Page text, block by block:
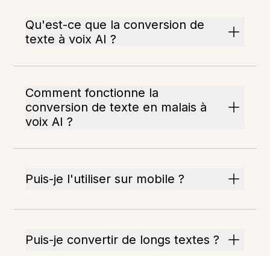
Qu'est-ce que la conversion de
texte à voix AI ?
Comment fonctionne la
conversion de texte en malais à
voix AI ?
Puis-je l'utiliser sur mobile ?
Puis-je convertir de longs textes ?